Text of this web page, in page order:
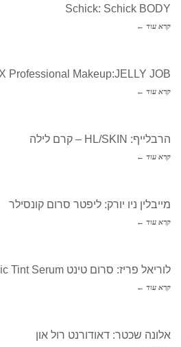
Schick: Schick BODY
קרא עוד ←
Professional Makeup:JELLY JOB
קרא עוד ←
הרבלייף: HL/SKIN – קרם לילה
קרא עוד ←
מייבלין ניו יורק: ליפטר סרום קונסילר
קרא עוד ←
לוריאל פריז: סרום טינט Hyaluronic Tint Serum
קרא עוד ←
אלונה שכטר: דאודורנט רול און